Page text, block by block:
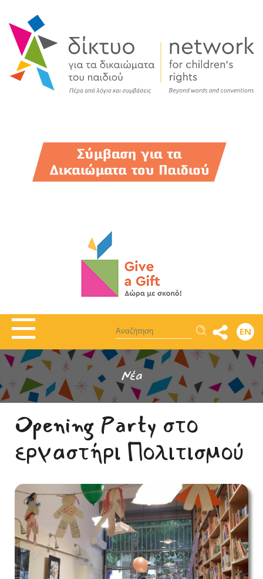
Αναζήτηση EN
Νέα
Opening Party στο
εργαστήρι Πολιτισμού